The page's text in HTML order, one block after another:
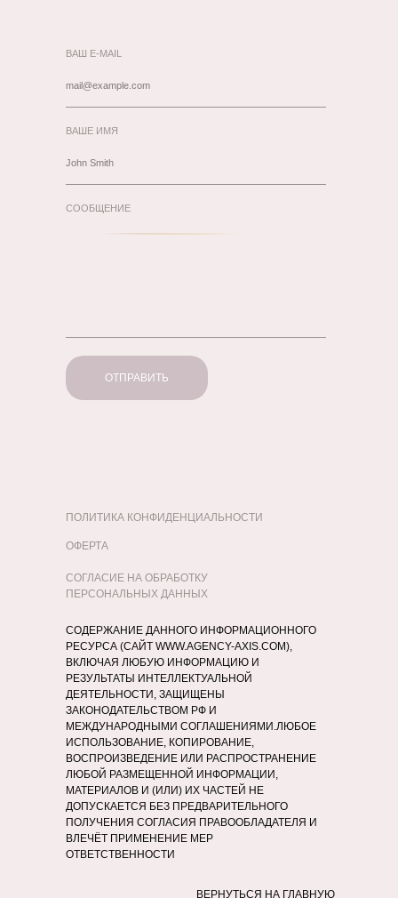
ВАШ E-MAIL
ВАШЕ ИМЯ
СООБЩЕНИЕ
ОТПРАВИТЬ
СОДЕРЖАНИЕ ДАННОГО ИНФОРМАЦИОННОГО
РЕСУРСА (САЙТ WWW.AGENCY-AXIS.COM),
ВКЛЮЧАЯ ЛЮБУЮ ИНФОРМАЦИЮ И
РЕЗУЛЬТАТЫ ИНТЕЛЛЕКТУАЛЬНОЙ
ДЕЯТЕЛЬНОСТИ, ЗАЩИЩЕНЫ
ЗАКОНОДАТЕЛЬСТВОМ РФ И
МЕЖДУНАРОДНЫМИ СОГЛАШЕНИЯМИ.ЛЮБОЕ
ИСПОЛЬЗОВАНИЕ, КОПИРОВАНИЕ,
ВОСПРОИЗВЕДЕНИЕ ИЛИ РАСПРОСТРАНЕНИЕ
ЛЮБОЙ РАЗМЕЩЕННОЙ ИНФОРМАЦИИ,
МАТЕРИАЛОВ И (ИЛИ) ИХ ЧАСТЕЙ НЕ
ДОПУСКАЕТСЯ БЕЗ ПРЕДВАРИТЕЛЬНОГО
ПОЛУЧЕНИЯ СОГЛАСИЯ ПРАВООБЛАДАТЕЛЯ И
ВЛЕЧЁТ ПРИМЕНЕНИЕ МЕР
ОТВЕТСТВЕННОСТИ
ПОЛИТИКА КОНФИДЕНЦИАЛЬНОСТИ
ВЕРНУТЬСЯ НА ГЛАВНУЮ
ОФЕРТА
СОГЛАСИЕ НА ОБРАБОТКУ
ПЕРСОНАЛЬНЫХ ДАННЫХ